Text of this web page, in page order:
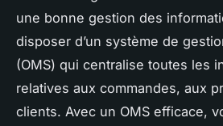
une bonne gestion des
disposer d’un système de
(OMS) qui centralise toutes les
relatives aux commandes, aux
clients. Avec un OMS efficace,